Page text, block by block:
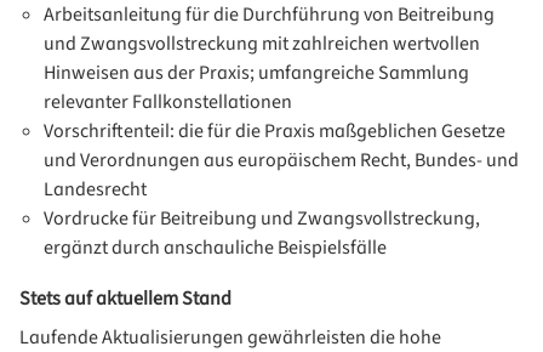
Arbeitsanleitung für die Durchführung von Beitreibung
und Zwangsvollstreckung mit zahlreichen wertvollen
Hinweisen aus der Praxis; umfangreiche Sammlung
relevanter Fallkonstellationen
Vorschriftenteil: die für die Praxis maßgeblichen Gesetze
und Verordnungen aus europäischem Recht, Bundes- und
Landesrecht
Vordrucke für Beitreibung und Zwangsvollstreckung,
ergänzt durch anschauliche Beispielsfälle
Stets auf aktuellem Stand
Laufende Aktualisierungen gewährleisten die hohe